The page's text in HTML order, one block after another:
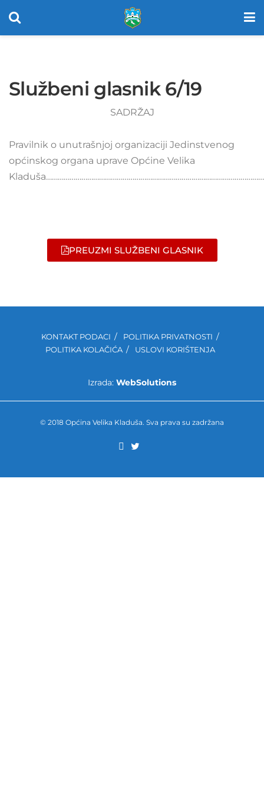
Službeni glasnik 6/19
SADRŽAJ
Pravilnik o unutrašnjoj organizaciji Jedinstvenog
općinskog organa uprave Općine Velika
PREUZMI SLUŽBENI GLASNIK
KONTAKT PODACI
POLITIKA PRIVATNOSTI
POLITIKA KOLAČIĆA
USLOVI KORIŠTENJA
Izrada: WebSolutions
© 2018 Općina Velika Kladuša. Sva prava su zadržana